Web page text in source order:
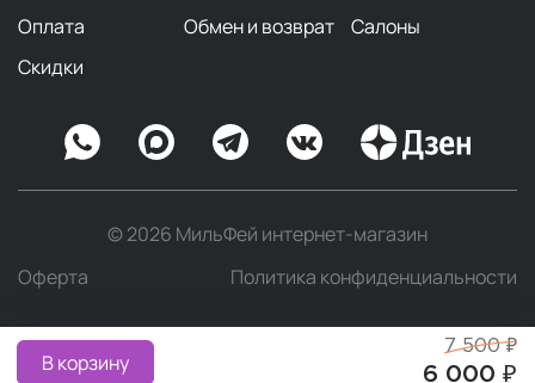
В корзину
7 500 ₽
6 000 ₽
Оплата
Обмен и возврат
Салоны
Скидки
© 2026 МильФей интернет-магазин
Оферта
Политика конфиденциальности